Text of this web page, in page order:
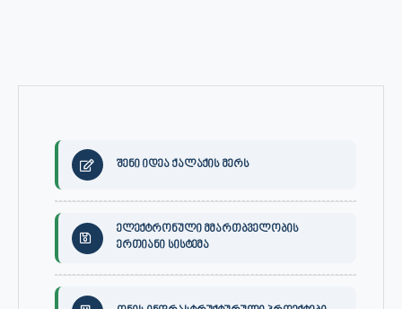
შენი იდეა ქალაქის მერს
ელექტრონული მმართბველობის
ერთიანი სისტემა